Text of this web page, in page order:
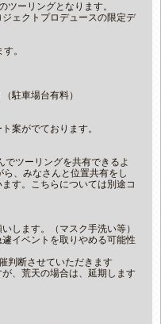
ツーリングとなります。
ェクトプロデュースの限定デ
。
駐車場台有料）
案がでております。
でツーリングを共有できるよ
、みなさんと位置共有をし
す。こちらについては別途コ
します。（マスク手洗い等）
イベントを取りやめる可能性
判断させていただきます
、荒天の場合は、延期します